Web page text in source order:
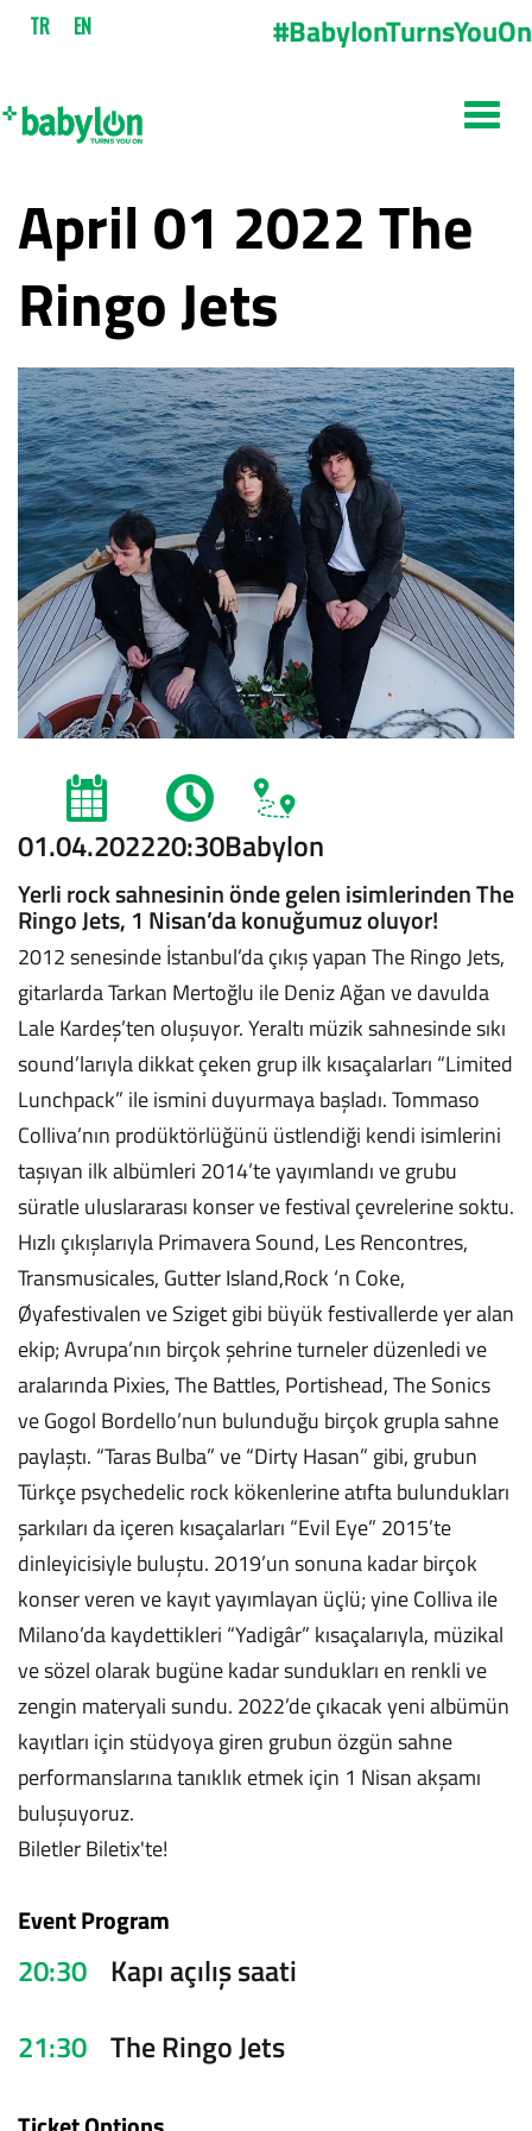
TR EN #BabylonTurnsYouOn
April 01 2022 The
Ringo Jets
01.04.202220:30Babylon
Yerli rock sahnesinin önde gelen isimlerinden The
Ringo Jets, 1 Nisan’da konuğumuz oluyor!
2012 senesinde İstanbul’da çıkış yapan The Ringo Jets,
gitarlarda Tarkan Mertoğlu ile Deniz Ağan ve davulda
Lale Kardeş’ten oluşuyor. Yeraltı müzik sahnesinde sıkı
sound’larıyla dikkat çeken grup ilk kısaçalarları “Limited
Lunchpack” ile ismini duyurmaya başladı. Tommaso
Colliva’nın prodüktörlüğünü üstlendiği kendi isimlerini
taşıyan ilk albümleri 2014’te yayımlandı ve grubu
süratle uluslararası konser ve festival çevrelerine soktu.
Hızlı çıkışlarıyla Primavera Sound, Les Rencontres,
Transmusicales, Gutter Island,Rock ‘n Coke,
Øyafestivalen ve Sziget gibi büyük festivallerde yer alan
ekip; Avrupa’nın birçok şehrine turneler düzenledi ve
aralarında Pixies, The Battles, Portishead, The Sonics
ve Gogol Bordello’nun bulunduğu birçok grupla sahne
paylaştı. “Taras Bulba” ve “Dirty Hasan” gibi, grubun
Türkçe psychedelic rock kökenlerine atıfta bulundukları
şarkıları da içeren kısaçalarları “Evil Eye” 2015’te
dinleyicisiyle buluştu. 2019’un sonuna kadar birçok
konser veren ve kayıt yayımlayan üçlü; yine Colliva ile
Milano’da kaydettikleri “Yadigâr” kısaçalarıyla, müzikal
ve sözel olarak bugüne kadar sundukları en renkli ve
zengin materyali sundu. 2022’de çıkacak yeni albümün
kayıtları için stüdyoya giren grubun özgün sahne
performanslarına tanıklık etmek için 1 Nisan akşamı
buluşuyoruz.
Biletler Biletix'te!
Event Program
20:30 Kapı açılış saati
21:30 The Ringo Jets